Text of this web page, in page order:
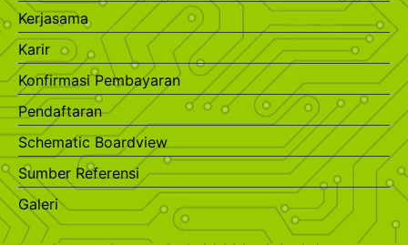
Kerjasama
Karir
Konfirmasi Pembayaran
Pendaftaran
Schematic Boardview
Sumber Referensi
Galeri